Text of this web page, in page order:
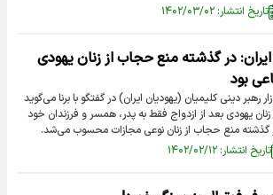
تاریخ انتشار: ۱۴۰۲/۰۳/۰۲
در گذشته منع حجاب از زنان یهودی
بود
رهبر دینی کلیمیان (یهودیان ایران) در گفتگو با برنا می‌گوید
یهودی بعد از ازدواج فقط به پدر، همسر و فرزندان خود
منع حجاب از زنان نوعی مجازات محسوب می‌شد.
تاریخ انتشار: ۱۴۰۲/۰۲/۱۲